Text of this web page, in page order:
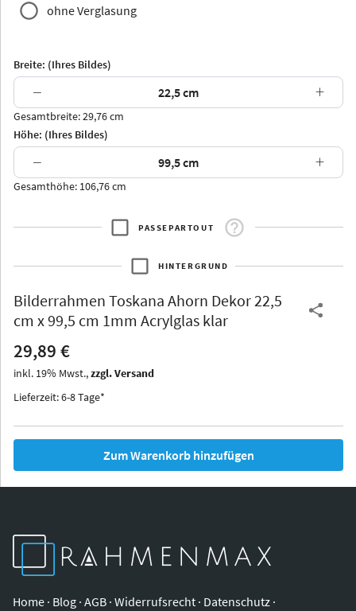
Jersey Dauphine
Arran Luzern
Thurgau
Iowa
ohne Verglasung
Breite: (Ihres Bildes)
− +
Gesamtbreite: 29,76 cm
Höhe: (Ihres Bildes)
− +
Gesamthöhe: 106,76 cm
PASSEPARTOUT
HINTERGRUND
Bilderrahmen Toskana Ahorn Dekor 22,5
cm x 99,5 cm 1mm Acrylglas klar
29,89 €
inkl. 19% Mwst.,zzgl. Versand
Lieferzeit: 6-8 Tage*
Zum Warenkorb hinzufügen
Home · Blog · AGB · Widerrufsrecht · Datenschutz ·